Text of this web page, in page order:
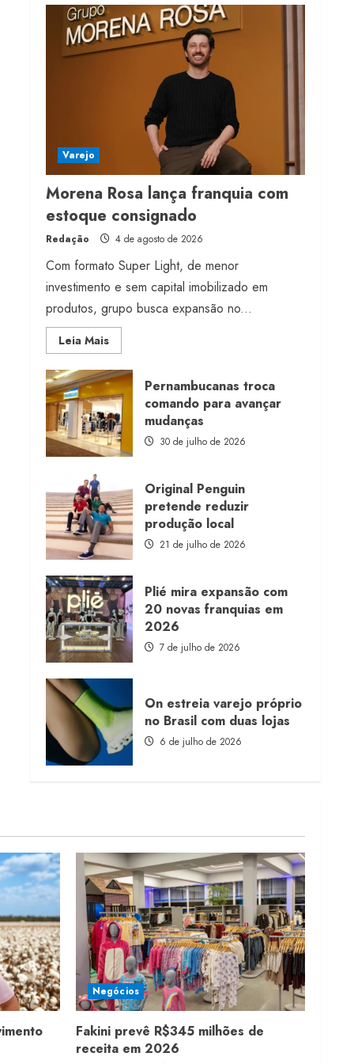
milhões de receita em
2026
4 de agosto de 2026
Projeto testa passaporte
digital na moda nacional
4 de agosto de 2026
Varejo
Morena Rosa lança franquia com
estoque consignado
Redação 4 de agosto de 2026
Com formato Super Light, de menor
investimento e sem capital imobilizado em
produtos, grupo busca expansão no...
Leia MaisRead
more
Morena
Rosa
lança
franquia
com
estoque
consignado
Pernambucanas troca
comando para avançar
mudanças
30 de julho de 2026
Original Penguin
pretende reduzir
produção local
21 de julho de 2026
Plié mira expansão com
20 novas franquias em
2026
7 de julho de 2026
On estreia varejo próprio
no Brasil com duas lojas
6 de julho de 2026
Negócios
Fakini prevê R$345 milhões de
receita em 2026